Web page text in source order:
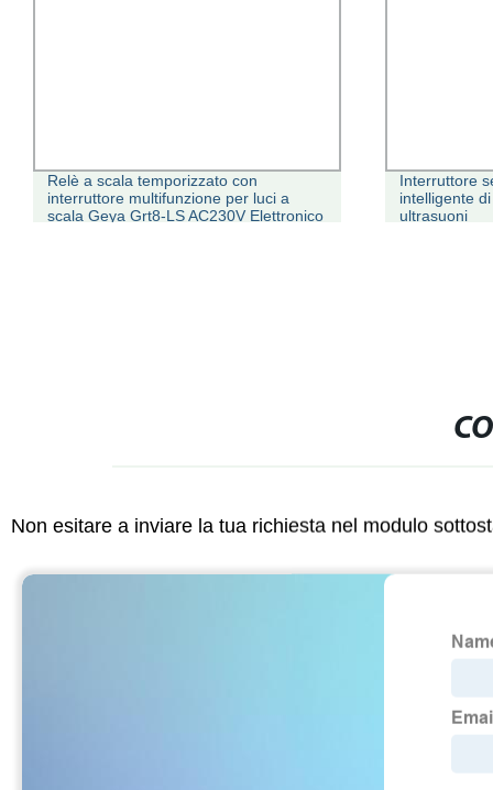
Relè a scala temporizzato con
interruttore multifunzione per luci a
scala Geya Grt8-LS AC230V Elettronico
Interruttore
intelligente
ultrasuoni
Non esitare a inviare la tua richiesta nel modulo